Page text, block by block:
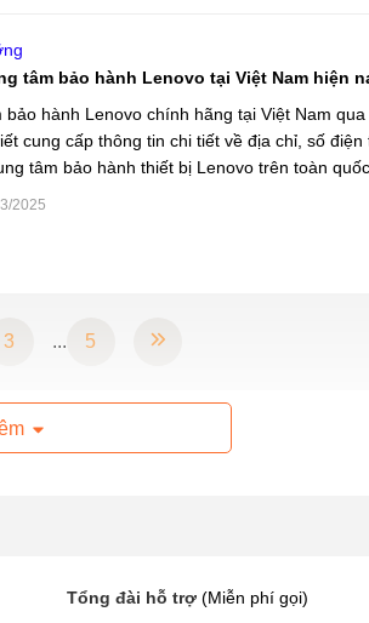
tâm bảo hành Lenovo tại Việt Nam hiện
hành Lenovo chính hãng tại Việt Nam
cung cấp thông tin chi tiết về địa chỉ, số
tâm bảo hành thiết bị Lenovo trên toàn
2025
3 ... 5
Tổng đài hỗ trợ (Miễn phí gọi)